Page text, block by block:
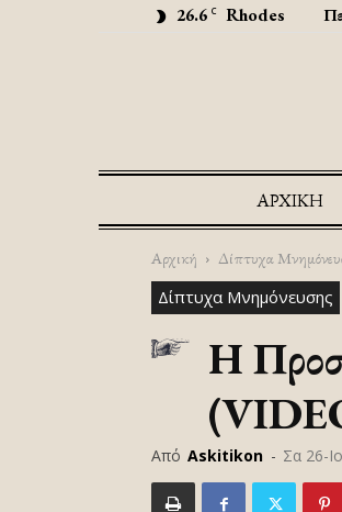
26.6 C Rhodes
ΑΡΧΙΚΉ
Αρχική Δίπτυχα
Δίπτυχα Μνημόνευσης
Η
Από Askitikon - Σα 26-